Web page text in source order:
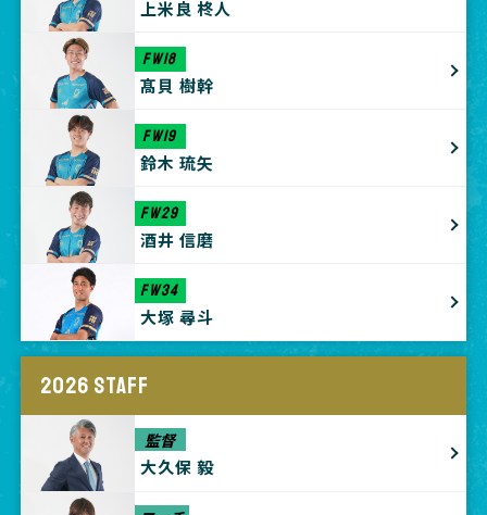
上米良 柊人
FW18
髙貝 樹幹
FW19
鈴木 琉矢
FW29
酒井 信磨
FW34
大塚 尋斗
2026 STAFF
監督
大久保 毅